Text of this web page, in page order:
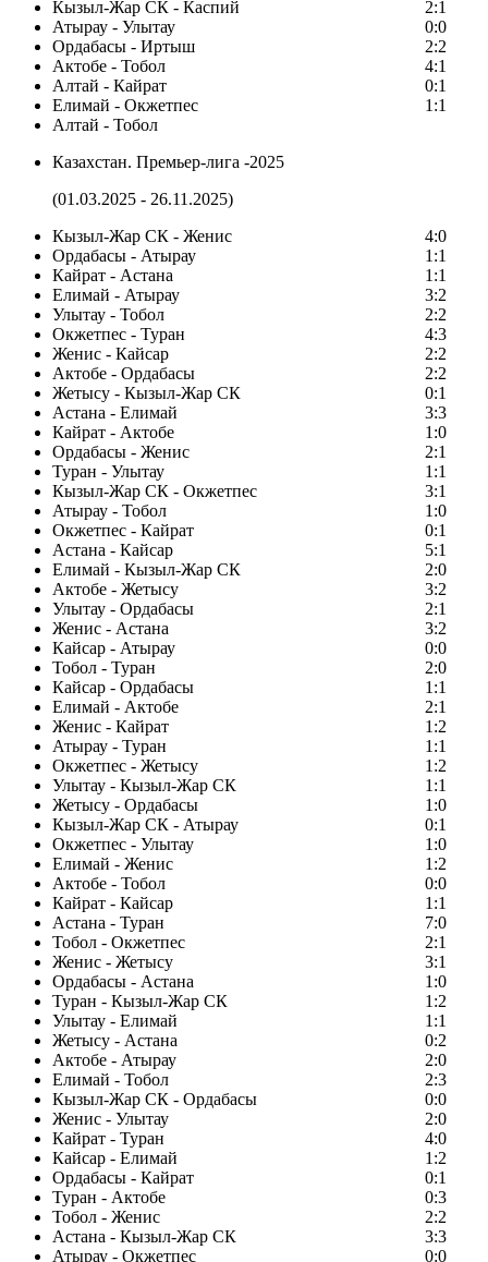
Кызыл-Жар СК - Каспий
2:1
Атырау - Улытау
0:0
Ордабасы - Иртыш
2:2
Актобе - Тобол
4:1
Алтай - Кайрат
0:1
Елимай - Окжетпес
1:1
Алтай - Тобол
Казахстан. Премьер-лига -2025
(01.03.2025 - 26.11.2025)
Кызыл-Жар СК - Женис
4:0
Ордабасы - Атырау
1:1
Кайрат - Астана
1:1
Елимай - Атырау
3:2
Улытау - Тобол
2:2
Окжетпес - Туран
4:3
Женис - Кайсар
2:2
Актобе - Ордабасы
2:2
Жетысу - Кызыл-Жар СК
0:1
Астана - Елимай
3:3
Кайрат - Актобе
1:0
Ордабасы - Женис
2:1
Туран - Улытау
1:1
Кызыл-Жар СК - Окжетпес
3:1
Атырау - Тобол
1:0
Окжетпес - Кайрат
0:1
Астана - Кайсар
5:1
Елимай - Кызыл-Жар СК
2:0
Актобе - Жетысу
3:2
Улытау - Ордабасы
2:1
Женис - Астана
3:2
Кайсар - Атырау
0:0
Тобол - Туран
2:0
Кайсар - Ордабасы
1:1
Елимай - Актобе
2:1
Женис - Кайрат
1:2
Атырау - Туран
1:1
Окжетпес - Жетысу
1:2
Улытау - Кызыл-Жар СК
1:1
Жетысу - Ордабасы
1:0
Кызыл-Жар СК - Атырау
0:1
Окжетпес - Улытау
1:0
Елимай - Женис
1:2
Актобе - Тобол
0:0
Кайрат - Кайсар
1:1
Астана - Туран
7:0
Тобол - Окжетпес
2:1
Женис - Жетысу
3:1
Ордабасы - Астана
1:0
Туран - Кызыл-Жар СК
1:2
Улытау - Елимай
1:1
Жетысу - Астана
0:2
Актобе - Атырау
2:0
Елимай - Тобол
2:3
Кызыл-Жар СК - Ордабасы
0:0
Женис - Улытау
2:0
Кайрат - Туран
4:0
Кайсар - Елимай
1:2
Ордабасы - Кайрат
0:1
Туран - Актобе
0:3
Тобол - Женис
2:2
Астана - Кызыл-Жар СК
3:3
Атырау - Окжетпес
0:0